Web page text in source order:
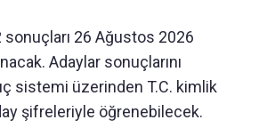
sonuçları 26 Ağustos 2026
Adaylar sonuçlarını
sistemi üzerinden T.C. kimlik
şifreleriyle öğrenebilecek.